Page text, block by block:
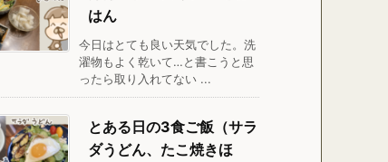
はん
今日はとても良い天気でした。洗
濯物もよく乾いて…と書こうと思
ったら取り入れてない ...
とある日の3食ご飯（サラ
ダうどん、たこ焼きほ